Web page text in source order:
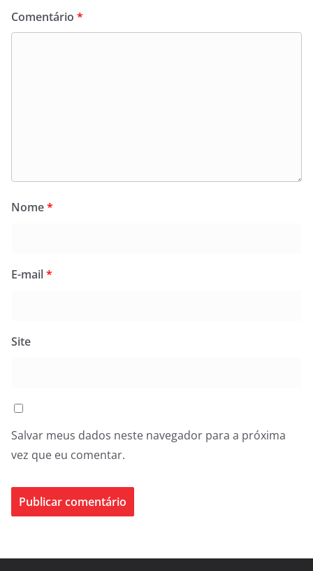
Comentário *
Nome*
E-mail*
Site
Salvar meus dados neste navegador para a próxima
vez que eu comentar.